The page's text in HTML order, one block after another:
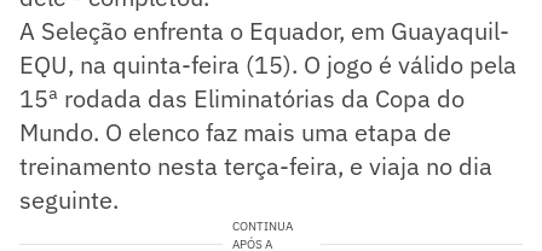
A Seleção enfrenta o Equador, em Guayaquil-
EQU, na quinta-feira (15). O jogo é válido pela
15ª rodada das Eliminatórias da Copa do
Mundo. O elenco faz mais uma etapa de
treinamento nesta terça-feira, e viaja no dia
seguinte.
CONTINUA
APÓS A